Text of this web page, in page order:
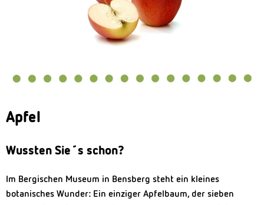
Apfel
Wussten Sie´s schon?
Im Bergischen Museum in Bensberg steht ein kleines
botanisches Wunder: Ein einziger Apfelbaum, der sieben